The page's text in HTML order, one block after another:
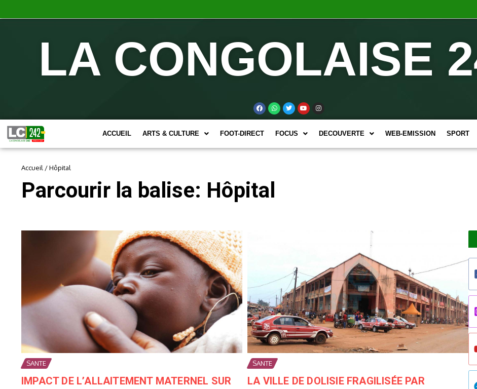
LA CONGOLAISE
ACCUEIL ARTS & CULTURE FOOT-DIRECT FOCUS DECOUVERTE WEB-EMISSION SPORT
Accueil /Hôpital
Parcourir la balise: Hôpital
SANTE
IMPACT DE L’ALLAITEMENT MATERNEL SUR
SANTE
LA VILLE DE DOLISIE FRAGILISÉE PAR